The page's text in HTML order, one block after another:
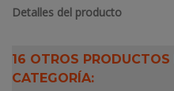
Detalles del producto
16 OTROS
CATEGORÍA: